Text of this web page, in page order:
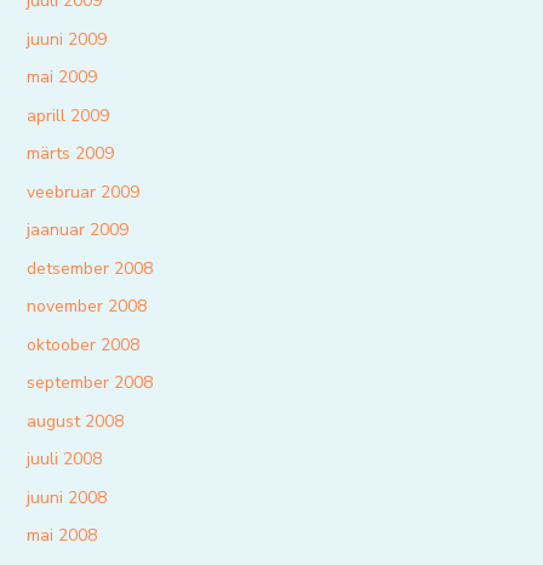
juuni 2009
mai 2009
aprill 2009
märts 2009
veebruar 2009
jaanuar 2009
detsember 2008
november 2008
oktoober 2008
september 2008
august 2008
juuli 2008
juuni 2008
mai 2008